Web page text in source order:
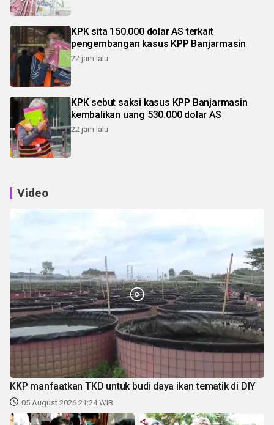
KPK sita 150.000 dolar AS terkait
pengembangan kasus KPP Banjarmasin
22 jam lalu
KPK sebut saksi kasus KPP Banjarmasin
kembalikan uang 530.000 dolar AS
22 jam lalu
Video
KKP manfaatkan TKD untuk budi daya ikan tematik di DIY
05 August 2026 21:24 WIB